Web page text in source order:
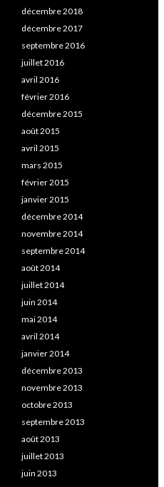
décembre 2018
décembre 2017
septembre 2016
juillet 2016
avril 2016
février 2016
décembre 2015
août 2015
avril 2015
mars 2015
février 2015
janvier 2015
décembre 2014
novembre 2014
septembre 2014
août 2014
juillet 2014
juin 2014
mai 2014
avril 2014
janvier 2014
décembre 2013
novembre 2013
octobre 2013
septembre 2013
août 2013
juillet 2013
juin 2013